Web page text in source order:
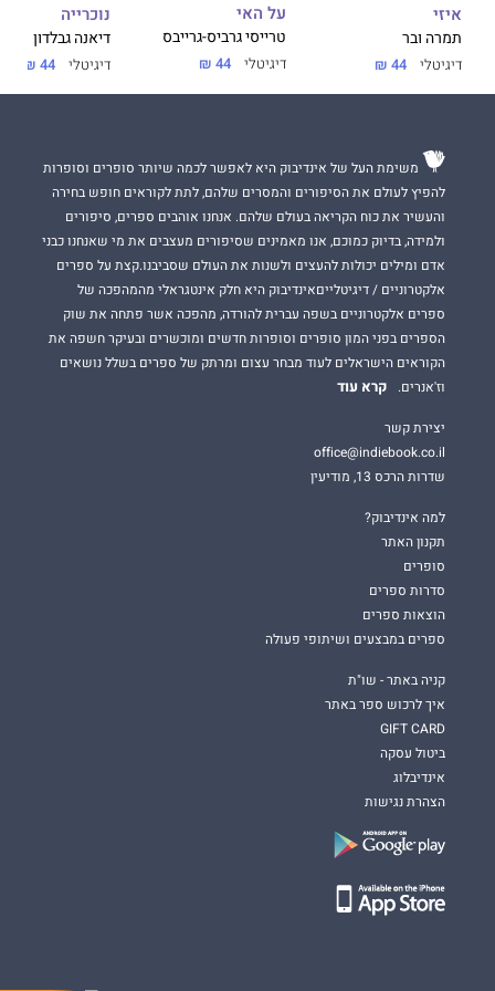
איזי
תמרה ובר
דיגיטלי 44 ₪
על האי
טרייסי גרביס-גרייבס
דיגיטלי 44 ₪
נוכרייה
דיאנה גבלדון
דיגיטלי 44 ₪
משימת העל של אינדיבוק היא לאפשר לכמה שיותר סופרים וסופרות
להפיץ לעולם את הסיפורים והמסרים שלהם, לתת לקוראים חופש בחירה
והעשיר את כוח הקריאה בעולם שלהם. אנחנו אוהבים ספרים, סיפורים
ולמידה, בדיוק כמוכם, אנו מאמינים שסיפורים מעצבים את מי שאנחנו כבני
אדם ומילים יכולות להעצים ולשנות את העולם שסביבנו.קצת על ספרים
אלקטרוניים / דיגיטלייםאינדיבוק היא חלק אינטגראלי מהמהפכה של
ספרים אלקטרוניים בשפה עברית להורדה, מהפכה אשר פתחה את שוק
הספרים בפני המון סופרים וסופרות חדשים ומוכשרים ובעיקר חשפה את
הקוראים הישראלים לעוד מבחר עצום ומרתק של ספרים בשלל נושאים
וז'אנרים.
קרא עוד
יצירת קשר
office@indiebook.co.il
שדרות הרכס 13, מודיעין
למה אינדיבוק?
תקנון האתר
סופרים
סדרות ספרים
הוצאות ספרים
ספרים במבצעים ושיתופי פעולה
קניה באתר - שו"ת
איך לרכוש ספר באתר
GIFT CARD
ביטול עסקה
אינדיבלוג
הצהרת נגישות